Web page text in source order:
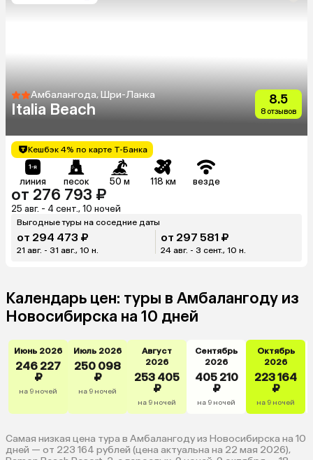
Амбалангода, Шри-Ланка
Italia Beach
8.5
8 отзывов
Кешбэк 4% по карте Т-Банка
линия песок 50 м 118 км везде
от 276 793 ₽
25 авг. - 4 сент., 10 ночей
Выгодные туры на соседние даты
от 294 473 ₽
21 авг. - 31 авг., 10 н.
от 297 581 ₽
24 авг. - 3 сент., 10 н.
Календарь цен: туры в Амбалангоду из
Новосибирска на 10 дней
Июнь 2026
246 227
₽
на 9 ночей
Июль 2026
250 098
₽
на 9 ночей
Август
2026
253 405
₽
на 9 ночей
Сентябрь
2026
405 210
₽
на 9 ночей
Октябрь
2026
223 164
₽
на 9 ночей
Самая низкая цена тура в Амбалангоду из Новосибирска на 10
дней — от 223 164 рублей (цена актуальна на 22 мая 2026),